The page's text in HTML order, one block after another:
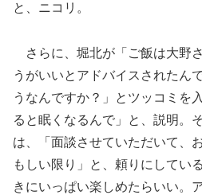
と、ニコリ。
さらに、堀北が「ご飯は大野
うがいいとアドバイスされたん
うなんですか？」とツッコミを
ると眠くなるんで」と、説明。
は、「面談させていただいて、
もしい限り」と、頼りにしてい
きにいっぱい楽しめたらいい。